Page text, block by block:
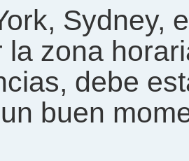
Sydney,
la zona
debe
buen